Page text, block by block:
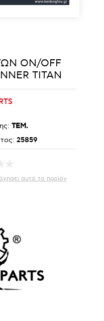
ON/OFF
TITAN
ΤΕΜ.
25859
αυτό το προϊόν